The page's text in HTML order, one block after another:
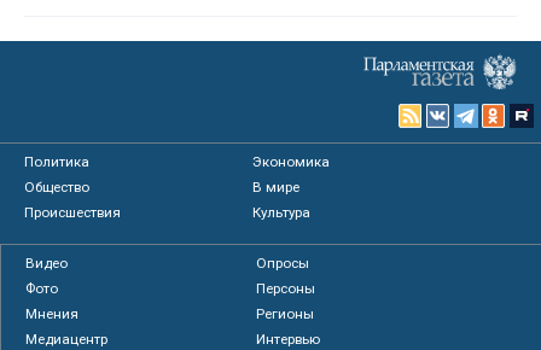
Политика
Экономика
Общество
В мире
Происшествия
Культура
Видео
Опросы
Фото
Персоны
Мнения
Регионы
Медиацентр
Интервью